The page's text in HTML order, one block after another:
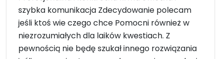
szybka komunikacja Zdecydowanie polecam
jeśli ktoś wie czego chce Pomocni również w
niezrozumiałych dla laików kwestiach. Z
pewnością nie będę szukał innego rozwiązania